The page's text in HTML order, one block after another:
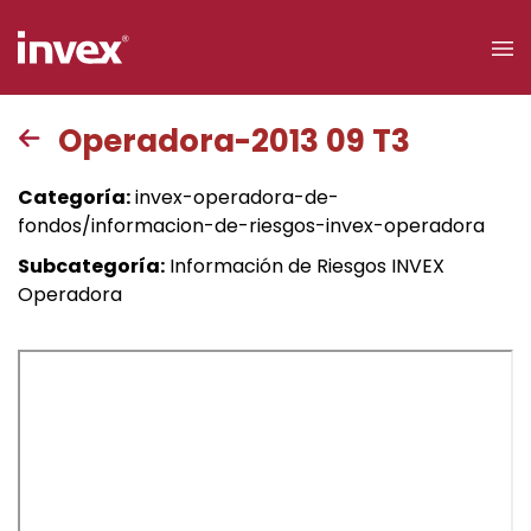
Acceso a
clientes
Buscar
Operadora-2013 09 T3
Categoría:invex-operadora-de-
fondos/informacion-de-riesgos-invex-operadora
Subcategoría: Información de Riesgos INVEX
Operadora